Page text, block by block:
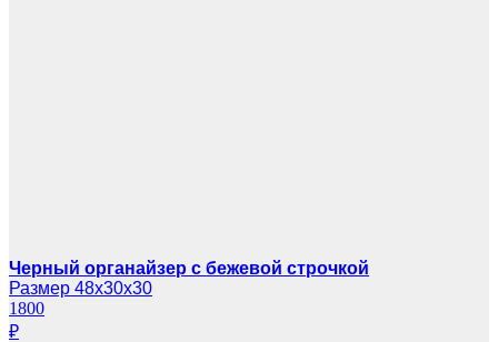
Черный органайзер с бежевой строчкой
Размер 48х30х30
1800
₽